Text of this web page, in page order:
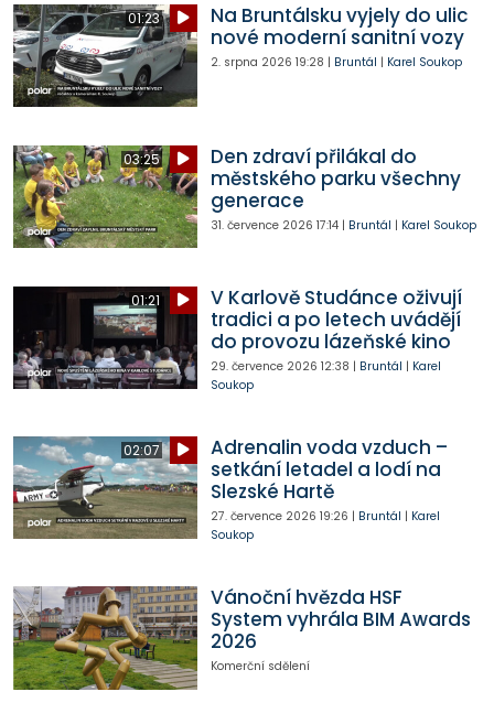
01:23
Na Bruntálsku vyjely do ulic
nové moderní sanitní vozy
2. srpna 2026 19:28 | Bruntál | Karel Soukop
03:25
Den zdraví přilákal do
městského parku všechny
generace
31. července 2026 17:14| Bruntál | Karel Soukop
01:21
V Karlově Studánce oživují
tradici a po letech uvádějí
do provozu lázeňské kino
29. července 2026 12:38 | Bruntál | Karel
Soukop
02:07
Adrenalin voda vzduch –
setkání letadel a lodí na
Slezské Hartě
27. července 2026 19:26 | Bruntál | Karel
Soukop
Vánoční hvězda HSF
System vyhrála BIM Awards
2026
Komerční sdělení